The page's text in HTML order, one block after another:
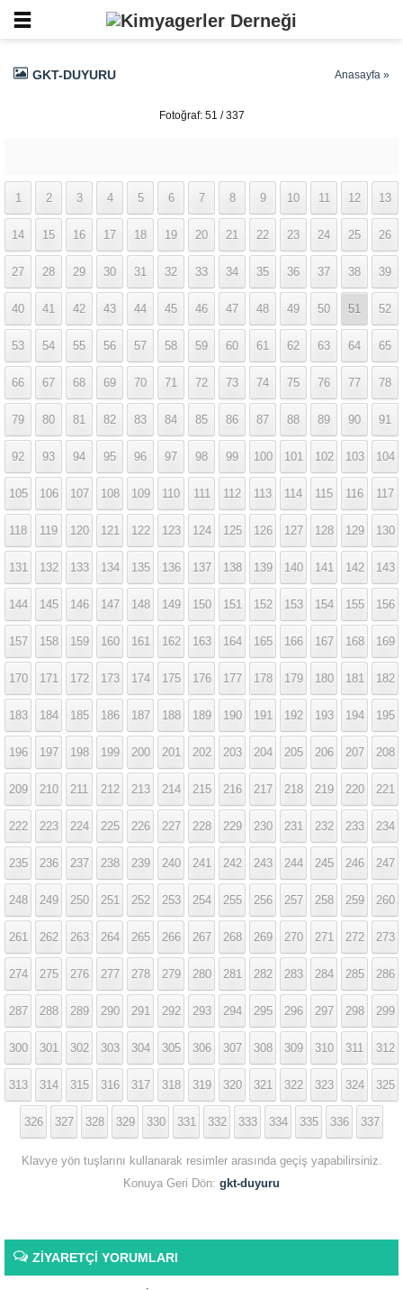
GKT-DUYURU Anasayfa »
Fotoğraf: 51 / 337
1 2 3 4 5 6 7 8 9 10 11 12 13
14 15 16 17 18 19 20 21 22 23 24 25 26
27 28 29 30 31 32 33 34 35 36 37 38 39
40 41 42 43 44 45 46 47 48 49 50 51 52
53 54 55 56 57 58 59 60 61 62 63 64 65
66 67 68 69 70 71 72 73 74 75 76 77 78
79 80 81 82 83 84 85 86 87 88 89 90 91
92 93 94 95 96 97 98 99 100 101 102 103 104
105 106 107 108 109 110 111 112 113 114 115 116 117
118 119 120 121 122 123 124 125 126 127 128 129 130
131 132 133 134 135 136 137 138 139 140 141 142 143
144 145 146 147 148 149 150 151 152 153 154 155 156
157 158 159 160 161 162 163 164 165 166 167 168 169
170 171 172 173 174 175 176 177 178 179 180 181 182
183 184 185 186 187 188 189 190 191 192 193 194 195
196 197 198 199 200 201 202 203 204 205 206 207 208
209 210 211 212 213 214 215 216 217 218 219 220 221
222 223 224 225 226 227 228 229 230 231 232 233 234
235 236 237 238 239 240 241 242 243 244 245 246 247
248 249 250 251 252 253 254 255 256 257 258 259 260
261 262 263 264 265 266 267 268 269 270 271 272 273
274 275 276 277 278 279 280 281 282 283 284 285 286
287 288 289 290 291 292 293 294 295 296 297 298 299
300 301 302 303 304 305 306 307 308 309 310 311 312
313 314 315 316 317 318 319 320 321 322 323 324 325
326 327 328 329 330 331 332 333 334 335 336 337
Klavye yön tuşlarını kullanarak resimler arasında geçiş yapabilirsiniz.
Konuya Geri Dön: gkt-duyuru
ZİYARETÇİ YORUMLARI